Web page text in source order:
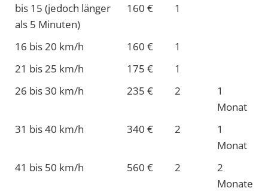
bis 15 (jedoch länger
als 5 Minuten)
160 € 1
16 bis 20 km/h 160 €
1
21 bis 25 km/h
175 €
1
26 bis 30 km/h
235 € 2
1
Monat
31 bis 40 km/h
340 € 2
1
Monat
41 bis 50 km/h
560 € 2
2
Monate